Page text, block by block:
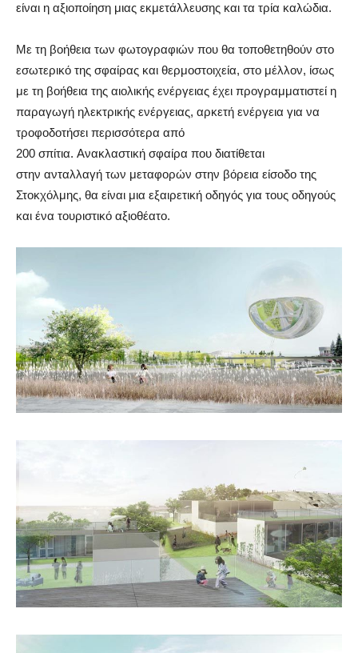
είναι η αξιοποίηση μιας εκμετάλλευσης και τα τρία καλώδια.
Με τη βοήθεια των φωτογραφιών που θα τοποθετηθούν στο
εσωτερικό της σφαίρας και θερμοστοιχεία, στο μέλλον, ίσως
με τη βοήθεια της αιολικής ενέργειας έχει προγραμματιστεί η
παραγωγή ηλεκτρικής ενέργειας, αρκετή ενέργεια για να
τροφοδοτήσει περισσότερα από
200 σπίτια. Ανακλαστική σφαίρα που διατίθεται
στην ανταλλαγή των μεταφορών στην βόρεια είσοδο της
Στοκχόλμης, θα είναι μια εξαιρετική οδηγός για τους οδηγούς
και ένα τουριστικό αξιοθέατο.